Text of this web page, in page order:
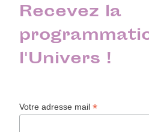
Recevez la
l'Univers !
Votre adresse mail*